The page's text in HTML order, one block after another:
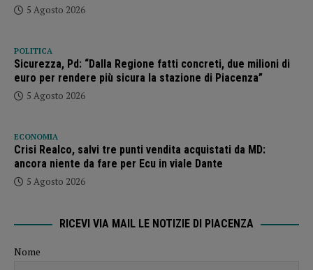
5 Agosto 2026
POLITICA
Sicurezza, Pd: “Dalla Regione fatti concreti, due milioni di
euro per rendere più sicura la stazione di Piacenza”
5 Agosto 2026
ECONOMIA
Crisi Realco, salvi tre punti vendita acquistati da MD:
ancora niente da fare per Ecu in viale Dante
5 Agosto 2026
RICEVI VIA MAIL LE NOTIZIE DI PIACENZA
Nome